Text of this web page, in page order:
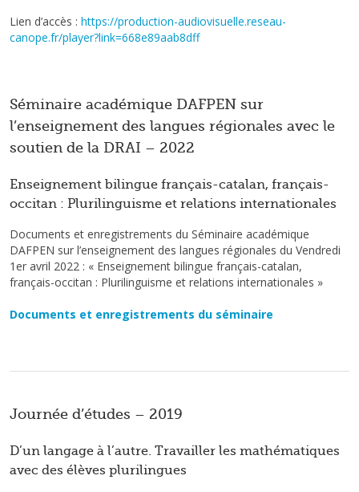
Lien d’accès : https://production-audiovisuelle.reseau-
canope.fr/player?link=668e89aab8dff
Séminaire académique DAFPEN sur
l’enseignement des langues régionales avec le
soutien de la DRAI – 2022
Enseignement bilingue français-catalan, français-
occitan : Plurilinguisme et relations internationales
Documents et enregistrements du Séminaire académique
DAFPEN sur l’enseignement des langues régionales du Vendredi
1er avril 2022 : « Enseignement bilingue français-catalan,
français-occitan : Plurilinguisme et relations internationales »
Documents et enregistrements du séminaire
Journée d’études – 2019
D’un langage à l’autre. Travailler les mathématiques
avec des élèves plurilingues